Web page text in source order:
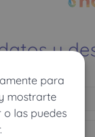
para
mostrarte
las puedes
y